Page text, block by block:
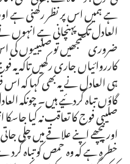
ہے ہمیں اس پر نظر رکھنی ہے
العادل تک پہنچانی ہے انہوں
ضروری سمجھیں تو صلیبیوں کی
کارروائیاں جاری رکھیں تاکہ
ہی العادل نے یہ بھی کہا
گاؤں تباہ کردئیے ہیں۔ چونکہ
صلیبی فوج کا تعاقب نہ کیا
اور پیچھے اپنے علاقے میں چلی
خطرہ ہے کہ وہ حمص کو تباہ